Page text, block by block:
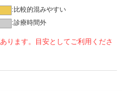
: 比較的混みやすい
:診療時間外
ります。目安としてご利用くださ